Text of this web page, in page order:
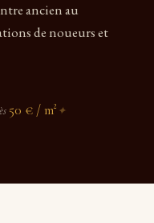
ancien au
de noueurs et
50 € / m² ✦